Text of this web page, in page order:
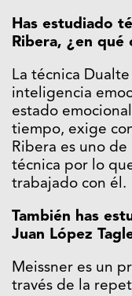
Has estudiado
Ribera, ¿en qué
La técnica
inteligencia
estado
tiempo, exige
Ribera es uno
técnica por lo
trabajado con él.
También has
Juan López
Meissner es un
través de la